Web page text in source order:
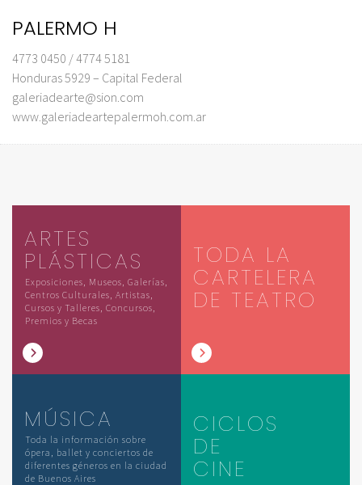
PALERMO H
4773 0450 / 4774 5181
Honduras 5929 – Capital Federal
galeriadearte@sion.com
www.galeriadeartepalermoh.com.ar
ARTES
PLÁSTICAS
Exposiciones, Museos, Galerías,
Centros Culturales, Artistas,
Cursos y Talleres, Concursos,
Premios y Becas
TODA LA
CARTELERA
DE TEATRO
MÚSICA
Toda la información sobre
ópera, ballet y conciertos de
diferentes géneros en la ciudad
de Buenos Aires
CICLOS
DE
CINE